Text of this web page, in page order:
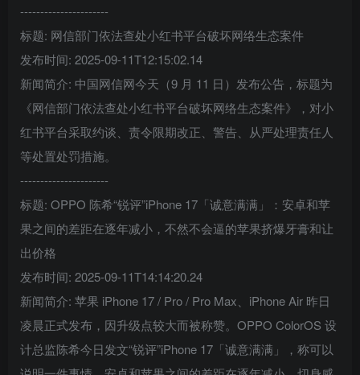
----------------------
标题: 网信部门依法查处小红书平台破坏网络生态案件
发布时间: 2025-09-11T12:15:02.14
新闻简介: 中国网信网今天（9 月 11 日）发布公告，标题为
《网信部门依法查处小红书平台破坏网络生态案件》，对小
红书平台采取约谈、责令限期改正、警告、从严处理责任人
等处置处罚措施。
----------------------
标题: OPPO 陈希“锐评”iPhone 17「诚意满满」：安卓和苹
果之间的差距在逐年减小，不然不会逼的苹果挤爆牙膏和让
出价格
发布时间: 2025-09-11T14:14:20.24
新闻简介: 苹果 iPhone 17 / Pro / Pro Max、iPhone Air 昨日
凌晨正式发布，因升级点较大而被称赞。OPPO ColorOS 设
计总监陈希今日发文“锐评”iPhone 17「诚意满满」，称可以